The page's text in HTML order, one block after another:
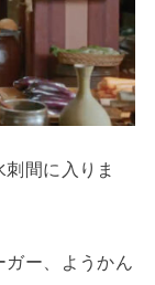
間に入りま
ガー、ようかん